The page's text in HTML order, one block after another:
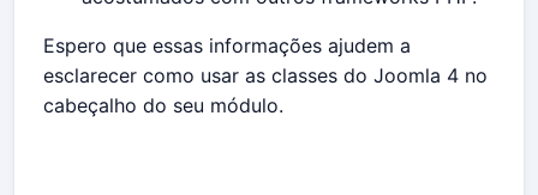
Espero que essas informações ajudem a
esclarecer como usar as classes do Joomla 4 no
cabeçalho do seu módulo.